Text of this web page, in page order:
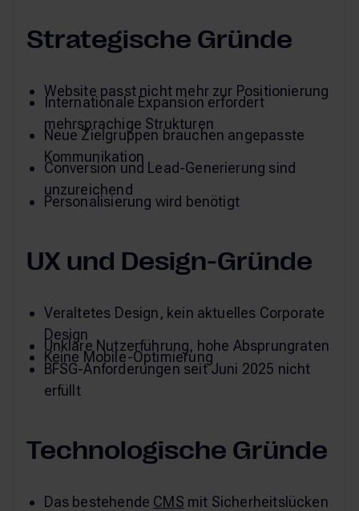
Strategische Gründe
Website passt nicht mehr zur Positionierung
Internationale Expansion erfordert
mehrsprachige Strukturen
Neue Zielgruppen brauchen angepasste
Kommunikation
Conversion und Lead-Generierung sind
unzureichend
Personalisierung wird benötigt
UX und Design-Gründe
Veraltetes Design, kein aktuelles Corporate
Design
Unklare Nutzerführung, hohe Absprungraten
Keine Mobile-Optimierung
BFSG-Anforderungen seit Juni 2025 nicht
erfüllt
Technologische Gründe
Das bestehende CMS mit Sicherheitslücken